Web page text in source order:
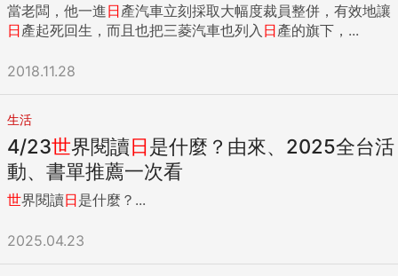
當老闆，他一進日產汽車立刻採取大幅度裁員整併，有效地讓
日產起死回生，而且也把三菱汽車也列入 日產的旗下，...
2018.11.28
生活
4/23世界閱讀日是什麼？由來、2025全台活
動、書單推薦一次看
世界閱讀日是什麼？...
2025.04.23